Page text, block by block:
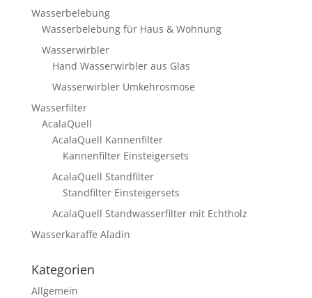
Wasserbelebung
Wasserbelebung für Haus & Wohnung
Wasserwirbler
Hand Wasserwirbler aus Glas
Wasserwirbler Umkehrosmose
Wasserfilter
AcalaQuell
AcalaQuell Kannenfilter
Kannenfilter Einsteigersets
AcalaQuell Standfilter
Standfilter Einsteigersets
AcalaQuell Standwasserfilter mit Echtholz
Wasserkaraffe Aladin
Kategorien
Allgemein